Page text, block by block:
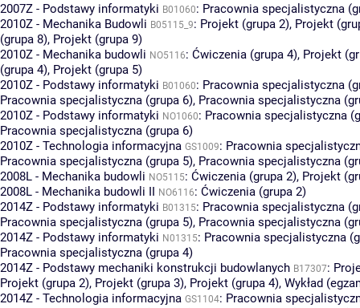
2007Z - Podstawy informatyki B01060: Pracownia specjalistyczna
2010Z - Mechanika Budowli B05115_9: Projekt (grupa 2), Projekt
(grupa 8), Projekt (grupa 9)
2010Z - Mechanika budowli NO5116: Ćwiczenia (grupa 4), Projekt
(grupa 4), Projekt (grupa 5)
2010Z - Podstawy informatyki B01060: Pracownia specjalistyczna
Pracownia specjalistyczna (grupa 6), Pracownia specjalistyczna
2010Z - Podstawy informatyki NO1060: Pracownia specjalistyczna
Pracownia specjalistyczna (grupa 6)
2010Z - Technologia informacyjna GS1009: Pracownia
Pracownia specjalistyczna (grupa 5), Pracownia specjalistyczna
2008L - Mechanika budowli NO5115: Ćwiczenia (grupa 2), Projekt
2008L - Mechanika budowli II NO6116: Ćwiczenia (grupa 2)
2014Z - Podstawy informatyki B01315: Pracownia specjalistyczna
Pracownia specjalistyczna (grupa 5), Pracownia specjalistyczna
2014Z - Podstawy informatyki N01315: Pracownia specjalistyczna
Pracownia specjalistyczna (grupa 4)
2014Z - Podstawy mechaniki konstrukcji budowlanych B17307:
Projekt (grupa 2), Projekt (grupa 3), Projekt (grupa 4), Wykład
2014Z - Technologia informacyjna GS1104: Pracownia